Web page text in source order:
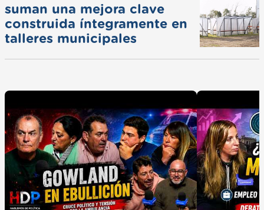
suman una mejora clave
construida íntegramente en
talleres municipales